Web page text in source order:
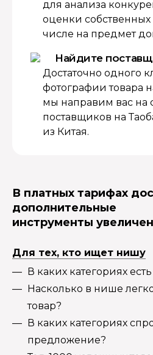
для анализа
оценки
числе на предмет
Найдите
Достаточно одного
фотографии товара
мы направим вас на
поставщиков на
из Китая.
В платных тарифах
дополнительные
инструменты
Для тех, кто ищет нишу
В каких категориях
Насколько в нише
товар?
В каких категориях
предложение?